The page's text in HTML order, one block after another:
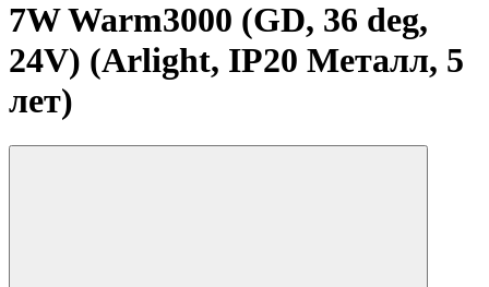
7W Warm3000 (GD, 36 deg,
24V) (Arlight, IP20 Металл, 5
лет)